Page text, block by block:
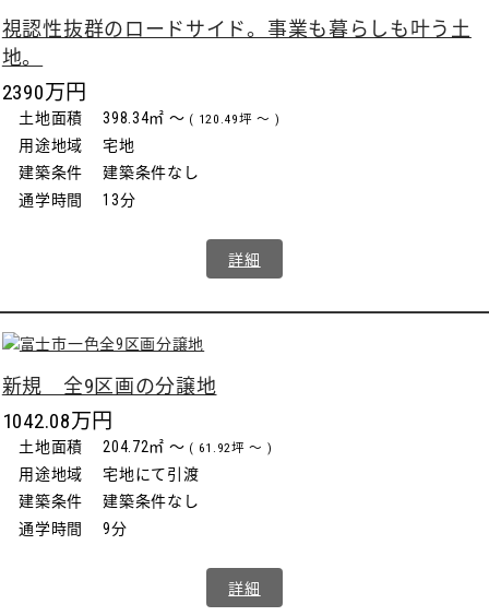
視認性抜群のロードサイド。事業も暮らしも叶う土
地。
2390万円
土地面積 398.34㎡ ～ ( 120.49坪 ～ )
用途地域
宅地
建築条件
建築条件なし
通学時間
13分
詳細
新規 全9区画の分譲地
1042.08万円
土地面積 204.72㎡ ～ ( 61.92坪 ～ )
用途地域
宅地にて引渡
建築条件
建築条件なし
通学時間
9分
詳細